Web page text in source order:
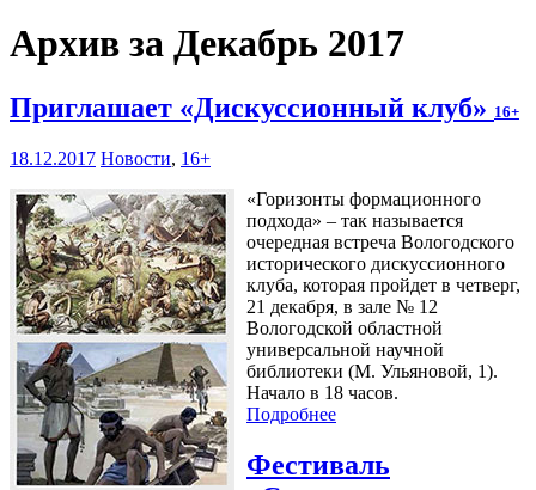
Архив за Декабрь 2017
Приглашает «Дискуссионный клуб» 16+
18.12.2017 Новости, 16+
«Горизонты формационного
подхода» – так называется
очередная встреча Вологодского
исторического дискуссионного
клуба, которая пройдет в четверг,
21 декабря, в зале № 12
Вологодской областной
универсальной научной
библиотеки (М. Ульяновой, 1).
Начало в 18 часов.
Подробнее
Фестиваль